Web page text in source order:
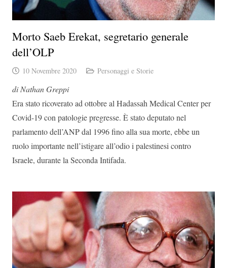
Morto Saeb Erekat, segretario generale
dell’OLP
10 Novembre 2020 Personaggi e Storie
di Nathan Greppi
Era stato ricoverato ad ottobre al Hadassah Medical Center per
Covid-19 con patologie pregresse. È stato deputato nel
parlamento dell’ANP dal 1996 fino alla sua morte, ebbe un
ruolo importante nell’istigare all’odio i palestinesi contro
Israele, durante la Seconda Intifada.